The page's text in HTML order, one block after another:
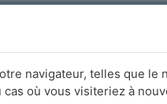
navigateur, telles que le
où vous visiteriez à